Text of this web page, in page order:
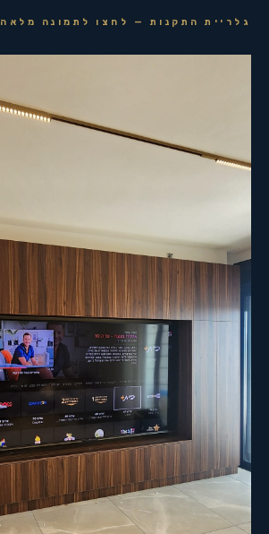
גלריית התקנות — לחצו לתמונה מלאה